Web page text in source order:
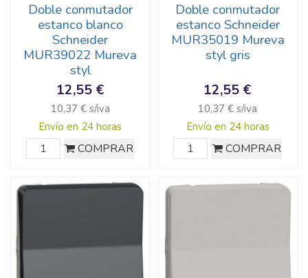
Doble conmutador
estanco blanco
Schneider
MUR39022 Mureva
styl
12,55 €
10,37 € s/iva
Envío en 24 horas
COMPRAR
Doble conmutador
estanco Schneider
MUR35019 Mureva
styl gris
12,55 €
10,37 € s/iva
Envío en 24 horas
COMPRAR